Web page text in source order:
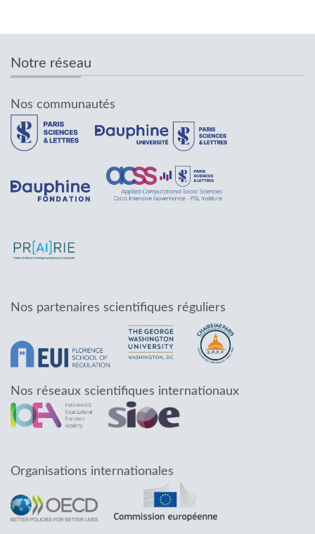
Notre réseau
Nos communautés
Nos partenaires scientifiques réguliers
Nos réseaux scientifiques internationaux
Organisations internationales